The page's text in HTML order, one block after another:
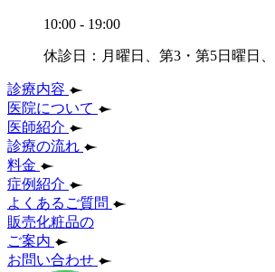
10:00 - 19:00
休診日： 月曜日、第3・第5日曜日、
診療内容
医院について
医師紹介
診療の流れ
料金
症例紹介
よくあるご質問
販売化粧品の
ご案内
お問い合わせ